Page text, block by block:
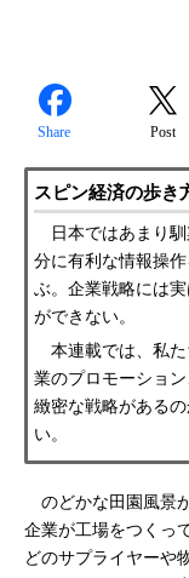
Share Post
スピン経済の歩き
日本ではあまり馴
分に有利な情報操
ぶ。企業戦略には
ができない。
本連載では、私た
業のプロモーショ
緻密な戦略がある
い。
のどかな田園風景
企業が工場をつくっ
どのサプライヤーや